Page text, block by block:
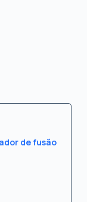
de fusão